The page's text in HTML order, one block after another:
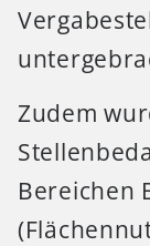
Zudem
Bereichen